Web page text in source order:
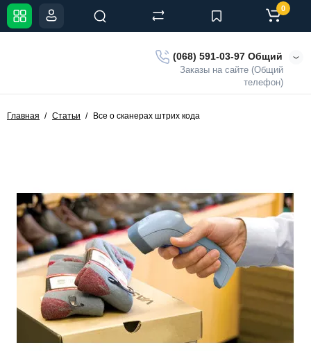
(068) 591-03-97 Общий
Заказы на сайте (Общий
телефон)
0
Главная Статьи Все о сканерах штрих кода